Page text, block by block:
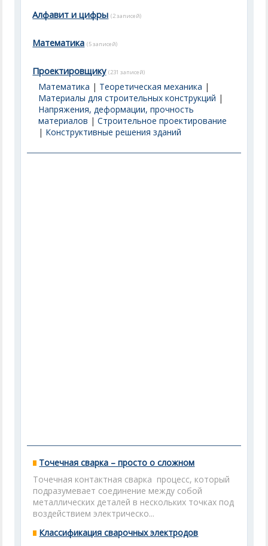
Алфавит и цифры (2 записей)
Математика (5 записей)
Проектировщику (231 записей)
Математика | Теоретическая механика |
Материалы для строительных конструкций |
Напряжения, деформации, прочность
материалов |Строительное проектирование
| Конструктивные решения зданий
Точечная сварка – просто о сложном
Точечная контактная сварка процесс, который
подразумевает соединение между собой
металлических деталей в нескольких точках под
воздействием электрическо...
Классификация сварочных электродов